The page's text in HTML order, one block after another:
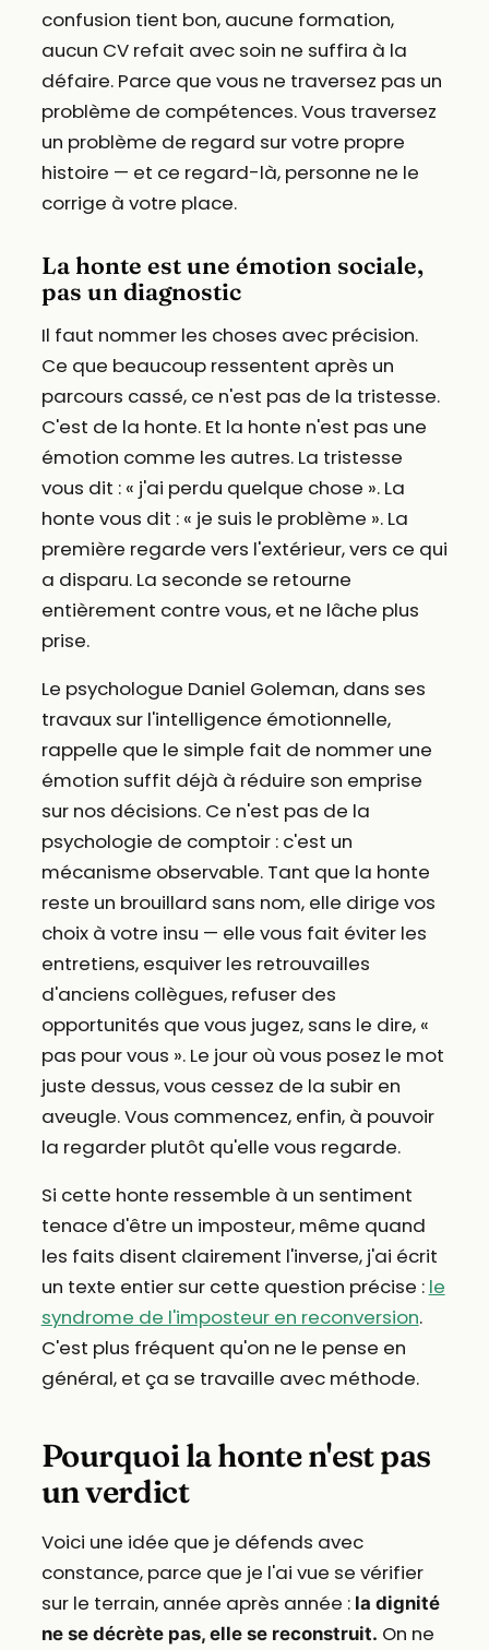
confusion tient bon, aucune formation,
aucun CV refait avec soin ne suffira à la
défaire. Parce que vous ne traversez pas un
problème de compétences. Vous traversez
un problème de regard sur votre propre
histoire — et ce regard-là, personne ne le
corrige à votre place.
La honte est une émotion sociale,
pas un diagnostic
Il faut nommer les choses avec précision.
Ce que beaucoup ressentent après un
parcours cassé, ce n'est pas de la tristesse.
C'est de la honte. Et la honte n'est pas une
émotion comme les autres. La tristesse
vous dit : « j'ai perdu quelque chose ». La
honte vous dit : « je suis le problème ». La
première regarde vers l'extérieur, vers ce qui
a disparu. La seconde se retourne
entièrement contre vous, et ne lâche plus
prise.
Le psychologue Daniel Goleman, dans ses
travaux sur l'intelligence émotionnelle,
rappelle que le simple fait de nommer une
émotion suffit déjà à réduire son emprise
sur nos décisions. Ce n'est pas de la
psychologie de comptoir : c'est un
mécanisme observable. Tant que la honte
reste un brouillard sans nom, elle dirige vos
choix à votre insu — elle vous fait éviter les
entretiens, esquiver les retrouvailles
d'anciens collègues, refuser des
opportunités que vous jugez, sans le dire, «
pas pour vous ». Le jour où vous posez le mot
juste dessus, vous cessez de la subir en
aveugle. Vous commencez, enfin, à pouvoir
la regarder plutôt qu'elle vous regarde.
Si cette honte ressemble à un sentiment
tenace d'être un imposteur, même quand
les faits disent clairement l'inverse, j'ai écrit
un texte entier sur cette question précise : le
syndrome de l'imposteur en reconversion.
C'est plus fréquent qu'on ne le pense en
général, et ça se travaille avec méthode.
Pourquoi la honte n'est pas
un verdict
Voici une idée que je défends avec
constance, parce que je l'ai vue se vérifier
sur le terrain, année après année : la dignité
ne se décrète pas, elle se reconstruit. On ne